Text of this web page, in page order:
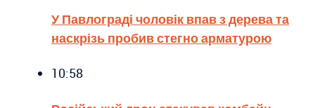
У Павлограді чоловік впав з дерева та
наскрізь пробив стегно арматурою
10:58